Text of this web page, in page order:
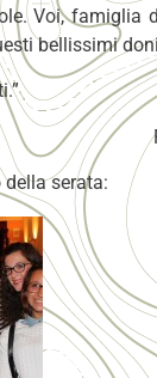
Voi, famiglia
bellissimi
serata: